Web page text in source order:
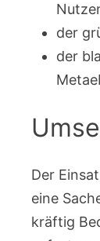
der
der
Der
eine
kräftig